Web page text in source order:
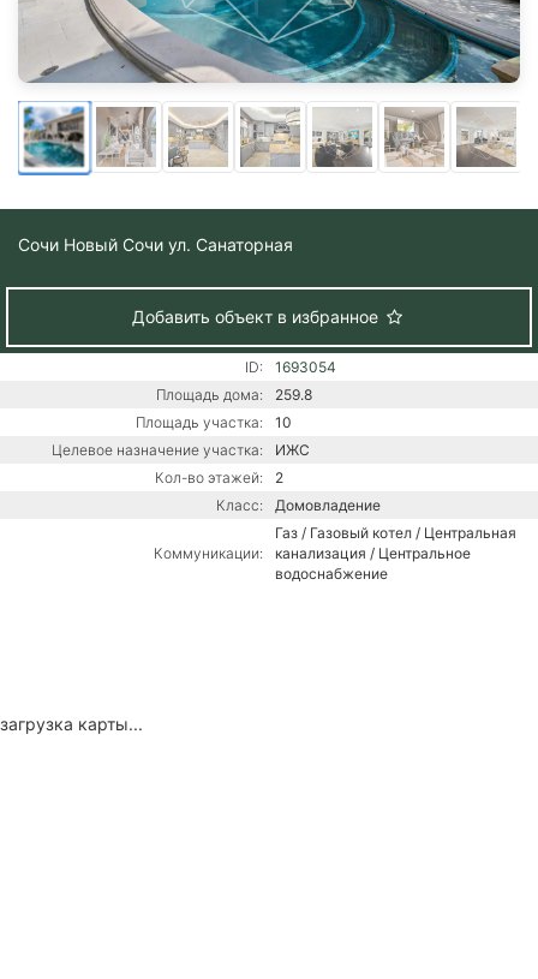
Сочи Новый Сочи ул. Санаторная
Добавить объект в избранное
ID:
1693054
Площадь дома:
259.8
Площадь участка:
10
Целевое назначение участка:
ИЖС
Кол-во этажей:
2
Класс:
Домовладение
Коммуникации:
Газ / Газовый котел / Центральная
канализация / Центральное
водоснабжение
загрузка карты...